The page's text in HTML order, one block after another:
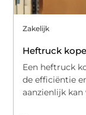
Zakelijk
Heftruck
Een heftruck
de efficiëntie
aanzienlijk